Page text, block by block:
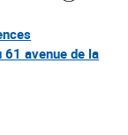
61 avenue de la